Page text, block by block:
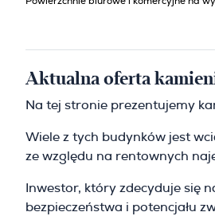
Aktualna oferta
Na tej stronie prezentujemy
Wiele z tych budynków jest
ze względu na rentownych
Inwestor, który zdecyduje się
bezpieczeństwa i potencjału